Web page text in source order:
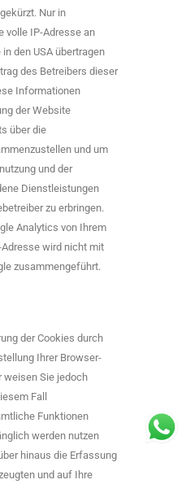
Nur in
volle IP-Adresse an
den USA übertragen
des Betreibers dieser
Informationen
der Website
über die
und um
und der
Dienstleistungen
zu erbringen.
Analytics von Ihrem
wird nicht mit
zusammengeführt.
der Cookies durch
Ihrer Browser-
weisen Sie jedoch
Fall
Funktionen
werden nutzen
hinaus die Erfassung
und auf Ihre